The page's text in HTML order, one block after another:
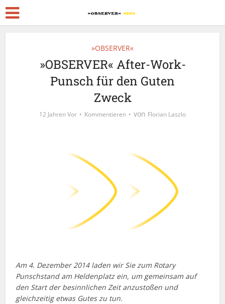
»OBSERVER«
»OBSERVER« After-Work-
Punsch für den Guten
Zweck
12 Jahren Vor Kommentieren von Florian Laszlo
Am 4. Dezember 2014 laden wir Sie zum Rotary
Punschstand am Heldenplatz ein, um gemeinsam auf
den Start der besinnlichen Zeit anzustoßen und
gleichzeitig etwas Gutes zu tun.